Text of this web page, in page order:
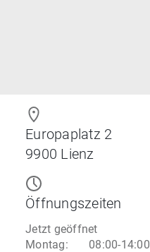
Europaplatz 2
9900 Lienz
Öffnungszeiten
Jetzt geöffnet
Montag:
08:00-14:00